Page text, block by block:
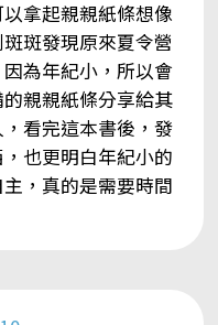
拿起親親紙條想像
斑發現原來夏令營
為年紀小，所以會
親親紙條分享給其
看完這本書後，發
也更明白年紀小的
，真的是需要時間